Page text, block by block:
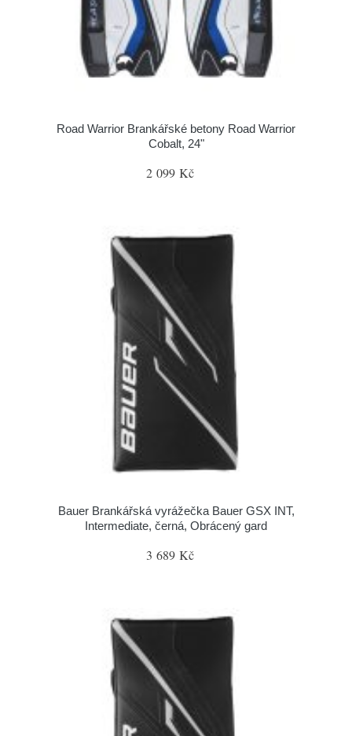
Road Warrior Brankářské betony Road Warrior
Cobalt, 24"
2 099 Kč
Bauer Brankářská vyrážečka Bauer GSX INT,
Intermediate, černá, Obrácený gard
3 689 Kč